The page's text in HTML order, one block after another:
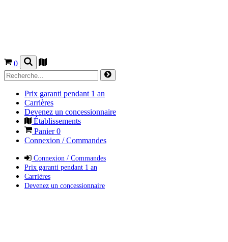
0
Prix garanti pendant 1 an
Carrières
Devenez un concessionnaire
Établissements
Panier0
Connexion / Commandes
Connexion / Commandes
Prix garanti pendant 1 an
Carrières
Devenez un concessionnaire